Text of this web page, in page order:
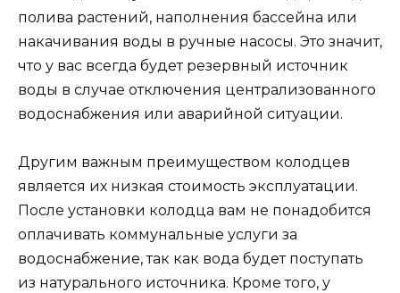
полива растений, наполнения бассейна или
накачивания воды в ручные насосы. Это значит,
что у вас всегда будет резервный источник
воды в случае отключения централизованного
водоснабжения или аварийной ситуации.
Другим важным преимуществом колодцев
является их низкая стоимость эксплуатации.
После установки колодца вам не понадобится
оплачивать коммунальные услуги за
водоснабжение, так как вода будет поступать
из натурального источника. Кроме того, у